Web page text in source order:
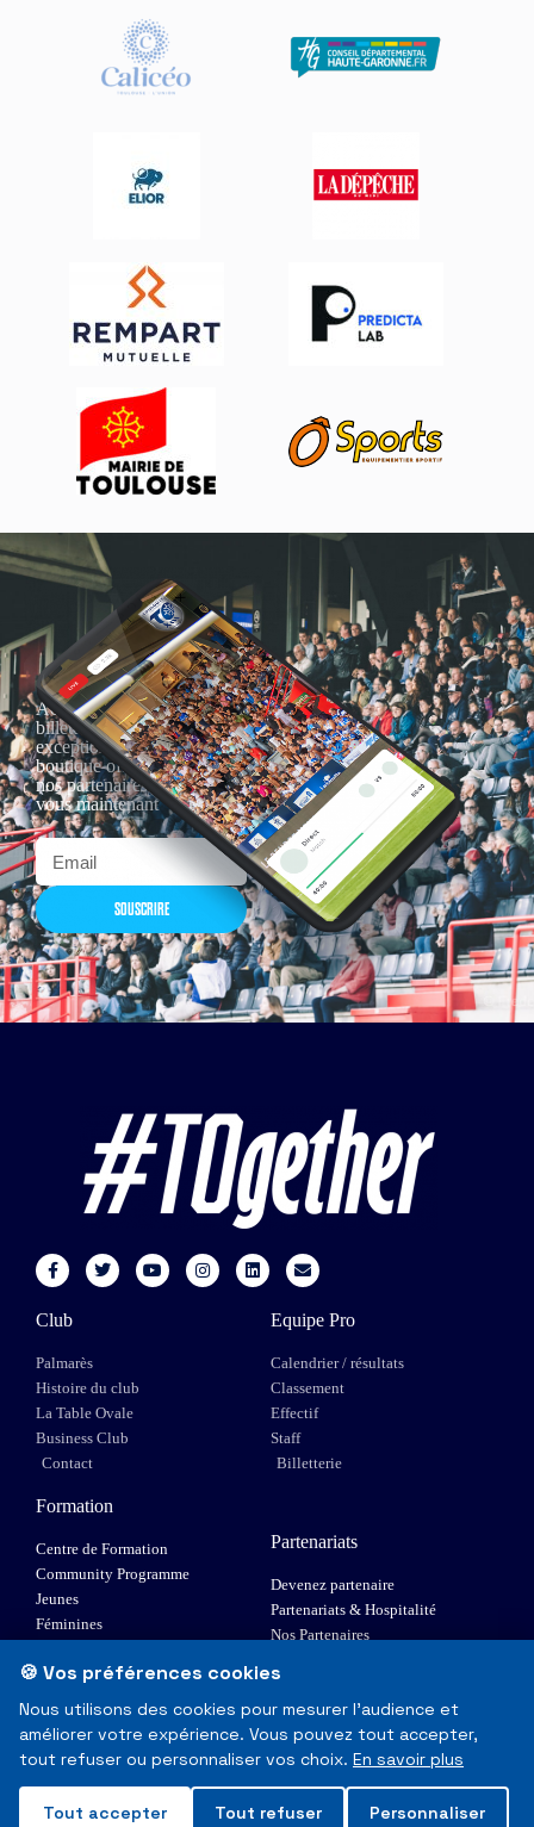
Actualités, nouveautés,
billetterie, remises
exceptionnelles dans la
boutique officielles & chez
nos partenaires… Inscrivez-
vous maintenant
SOUSCRIRE
Club
Palmarès
Histoire du club
La Table Ovale
Business Club
Contact
Equipe Pro
Calendrier / résultats
Classement
Effectif
Staff
Billetterie
Formation
Centre de Formation
Community Programme
Jeunes
Féminines
Elite 1
Partenariats
Devenez partenaire
Partenariats & Hospitalité
Nos Partenaires
© Toulouse Olympique XIII - Tous droits réservés
Mentions Légales & RGPD
🍪 Vos préférences cookies
Nous utilisons des cookies pour mesurer l'audience et
améliorer votre expérience. Vous pouvez tout accepter,
tout refuser ou personnaliser vos choix. En savoir plus
Tout accepter Tout refuser Personnaliser